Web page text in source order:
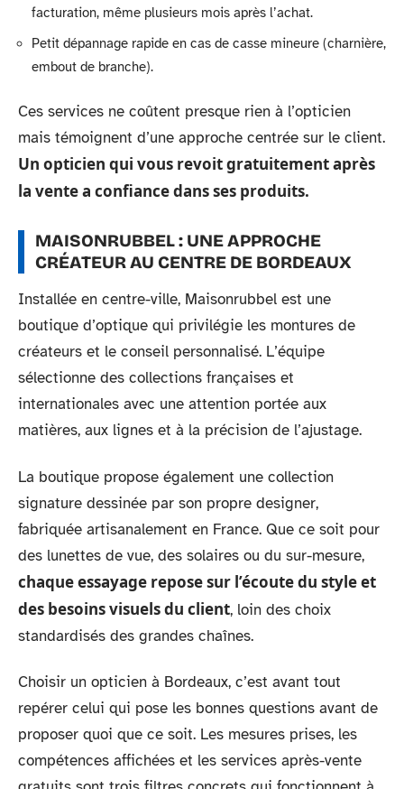
facturation, même plusieurs mois après l’achat.
Petit dépannage rapide en cas de casse mineure (charnière,
embout de branche).
Ces services ne coûtent presque rien à l’opticien
mais témoignent d’une approche centrée sur le client.
Un opticien qui vous revoit gratuitement après
la vente a confiance dans ses produits.
MAISONRUBBEL : UNE APPROCHE
CRÉATEUR AU CENTRE DE BORDEAUX
Installée en centre-ville, Maisonrubbel est une
boutique d’optique qui privilégie les montures de
créateurs et le conseil personnalisé. L’équipe
sélectionne des collections françaises et
internationales avec une attention portée aux
matières, aux lignes et à la précision de l’ajustage.
La boutique propose également une collection
signature dessinée par son propre designer,
fabriquée artisanalement en France. Que ce soit pour
des lunettes de vue, des solaires ou du sur-mesure,
chaque essayage repose sur l’écoute du style et
des besoins visuels du client, loin des choix
standardisés des grandes chaînes.
Choisir un opticien à Bordeaux, c’est avant tout
repérer celui qui pose les bonnes questions avant de
proposer quoi que ce soit. Les mesures prises, les
compétences affichées et les services après-vente